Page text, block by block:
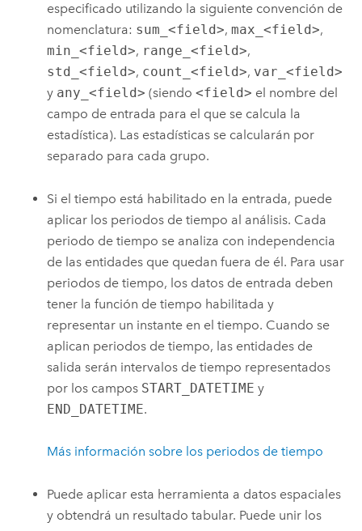
especificado utilizando la siguiente convención de
nomenclatura: sum_<field>,max_<field>,
min_<field>, range_<field>,
std_<field>, count_<field>, var_<field>
y any_<field> (siendo<field> el nombre del
campo de entrada para el que se calcula la
estadística). Las estadísticas se calcularán por
separado para cada grupo.
Si el tiempo está habilitado en la entrada, puede
aplicar los periodos de tiempo al análisis. Cada
periodo de tiempo se analiza con independencia
de las entidades que quedan fuera de él. Para usar
periodos de tiempo, los datos de entrada deben
tener la función de tiempo habilitada y
representar un instante en el tiempo. Cuando se
aplican periodos de tiempo, las entidades de
salida serán intervalos de tiempo representados
por los campos START_DATETIME y
END_DATETIME.
Más información sobre los periodos de tiempo
Puede aplicar esta herramienta a datos espaciales
y obtendrá un resultado tabular. Puede unir los